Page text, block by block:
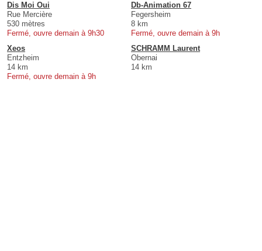
Dis Moi Oui
Rue Mercière
530 mètres
Fermé, ouvre demain à 9h30
Db-Animation 67
Fegersheim
8 km
Fermé, ouvre demain à 9h
Xeos
Entzheim
14 km
Fermé, ouvre demain à 9h
SCHRAMM Laurent
Obernai
14 km